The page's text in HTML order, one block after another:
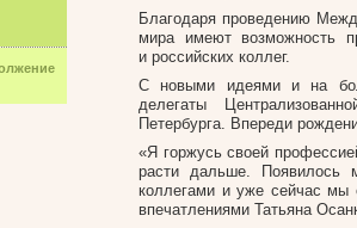
Благодаря проведению
мира имеют возможность
и российских коллег.
С новыми идеями и на
делегаты
Петербурга. Впереди
«Я горжусь своей
расти дальше. Появилось
коллегами и уже сейчас
впечатлениями Татьяна